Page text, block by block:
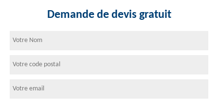
Demande de devis gratuit